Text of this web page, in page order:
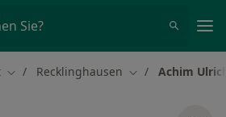
Sie?
Stadt ändern
Recklinghausen Stadt ändern
Achim